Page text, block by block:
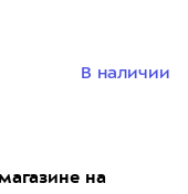
на
В наличии